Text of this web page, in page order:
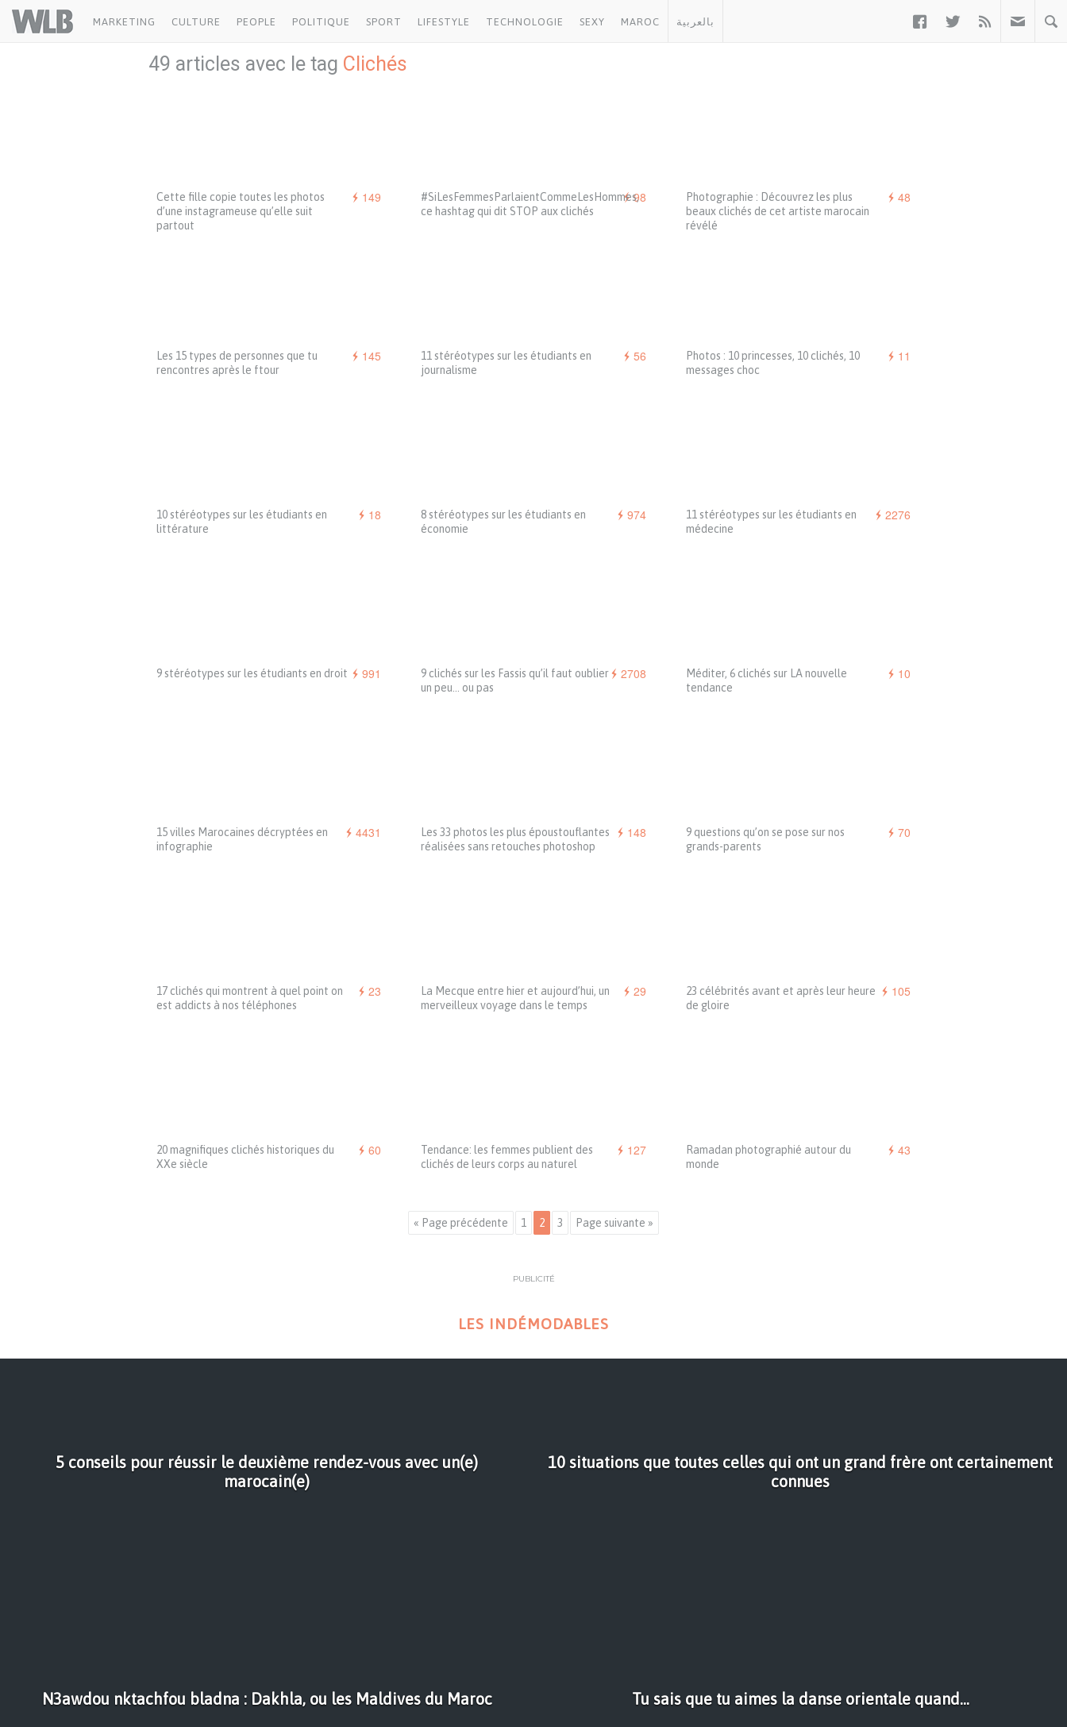
Welovebuzz
MARKETING CULTURE PEOPLE POLITIQUE SPORT LIFESTYLE TECHNOLOGIE SEXY MAROC بالعربية   
49 articles avec le tag Clichés
149
Cette fille copie toutes les photos
d’une instagrameuse qu’elle suit
partout
98
#SiLesFemmesParlaientCommeLesHommes,
ce hashtag qui dit STOP aux clichés
48
Photographie : Découvrez les plus
beaux clichés de cet artiste marocain
révélé
145
Les 15 types de personnes que tu
rencontres après le ftour
56
11 stéréotypes sur les étudiants en
journalisme
11
Photos : 10 princesses, 10 clichés, 10
messages choc
18
10 stéréotypes sur les étudiants en
littérature
974
8 stéréotypes sur les étudiants en
économie
2276
11 stéréotypes sur les étudiants en
médecine
991
9 stéréotypes sur les étudiants en droit 2708
9 clichés sur les Fassis qu’il faut oublier
un peu… ou pas
10
Méditer, 6 clichés sur LA nouvelle
tendance
4431
15 villes Marocaines décryptées en
infographie
148
Les 33 photos les plus époustouflantes
réalisées sans retouches photoshop
70
9 questions qu’on se pose sur nos
grands-parents
23
17 clichés qui montrent à quel point on
est addicts à nos téléphones
29
La Mecque entre hier et aujourd’hui, un
merveilleux voyage dans le temps
105
23 célébrités avant et après leur heure
de gloire
60
20 magnifiques clichés historiques du
XXe siècle
127
Tendance: les femmes publient des
clichés de leurs corps au naturel
43
Ramadan photographié autour du
monde
« Page précédente 1 2 3 Page suivante »
PUBLICITÉ
LES INDÉMODABLES
5 conseils pour réussir le deuxième rendez-vous avec un(e)
marocain(e)
10 situations que toutes celles qui ont un grand frère ont certainement
connues
N3awdou nktachfou bladna : Dakhla, ou les Maldives du Maroc Tu sais que tu aimes la danse orientale quand...